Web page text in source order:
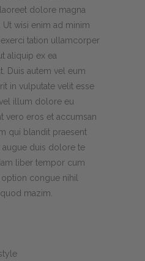
dolore magna
wisi enim ad minim
tation ullamcorper
aliquip ex ea
Duis autem vel eum
in vulputate velit esse
illum dolore eu
vero eros et accumsan
qui blandit praesent
augue duis dolore te
liber tempor cum
congue nihil
mazim.